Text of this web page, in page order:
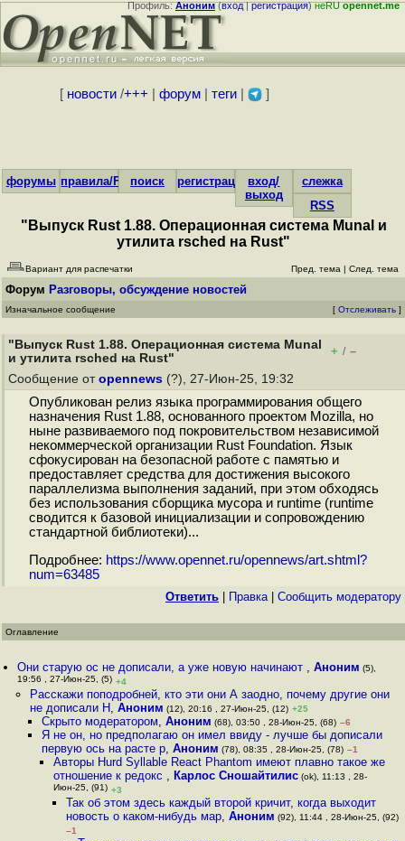
Профиль:Аноним(вход|регистрация)неRUopennet.me
[ новости/+++ форум| теги| ]
форумы правила/FAQпоиск регистрациявход/
выход
слежка
RSS
"Выпуск Rust 1.88. Операционная система Munal и
утилита rsched на Rust"
Вариант для распечатки Пред. тема | След. тема
Форум Разговоры, обсуждение новостей
Изначальное сообщение [ Отслеживать ]
"Выпуск Rust 1.88. Операционная система Munal
и утилита rsched на Rust"
+ / –
Сообщение от opennews (?), 27-Июн-25, 19:32
Опубликован релиз языка программирования общего
назначения Rust 1.88, основанного проектом Mozilla, но
ныне развиваемого под покровительством независимой
некоммерческой организации Rust Foundation. Язык
сфокусирован на безопасной работе с памятью и
предоставляет средства для достижения высокого
параллелизма выполнения заданий, при этом обходясь
без использования сборщика мусора и runtime (runtime
сводится к базовой инициализации и сопровождению
стандартной библиотеки)...
Подробнее: https://www.opennet.ru/opennews/art.shtml?
num=63485
Ответить Правка| Cообщить модератору
Оглавление
Они старую ос не дописали, а уже новую начинают ,Аноним (5),
19:56 , 27-Июн-25, (5) +4
Расскажи поподробней, кто эти они А заодно, почему другие они
не дописали H, Аноним (12), 20:16 , 27-Июн-25, (12) +25
Скрыто модератором, Аноним (68), 03:50 , 28-Июн-25, (68) –6
Я не он, но предполагаю он имел ввиду - лучше бы дописали
первую ось на расте р, Аноним (78), 08:35 , 28-Июн-25, (78) –1
Авторы Hurd Syllable React Phantom имеют плавно такое же
отношение к редокс , Карлос Сношайтилис (ok), 11:13 , 28-
Июн-25, (91) +3
Так об этом здесь каждый второй кричит, когда выходит
новость о каком-нибудь мар, Аноним (92), 11:44 , 28-Июн-25, (92)
–1